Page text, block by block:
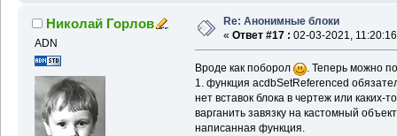
Николай Горлов
ADN
Re: Анонимные блоки
« Ответ #17 : 02-03-2021,
Вроде как поборол
. Теперь можно
1. функция acdbSetReferenced
нет вставок блока в чертеж или каких-
варганить завязку на кастомный
написанная функция.